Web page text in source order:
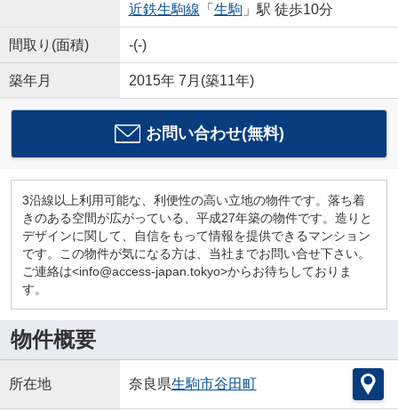
近鉄生駒線 「 生駒」駅 徒歩10分
間取り(面積) -(-)
築年月 2015年 7月(築11年)
お問い合わせ(無料)
3沿線以上利用可能な、利便性の高い立地の物件です。落ち着
きのある空間が広がっている、平成27年築の物件です。造りと
デザインに関して、自信をもって情報を提供できるマンション
です。この物件が気になる方は、当社までお問い合せ下さい。
ご連絡は<info@access-japan.tokyo>からお待ちしておりま
す。
物件概要
所在地 奈良県生駒市谷田町